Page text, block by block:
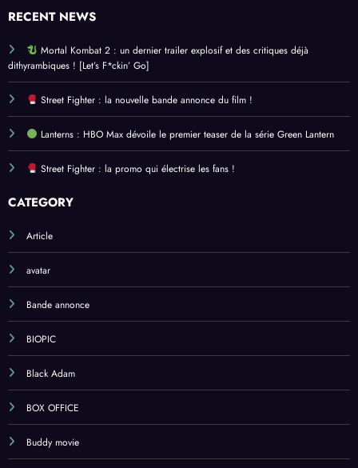
RECENT NEWS
Mortal Kombat 2 : un dernier trailer explosif et des critiques déjà
dithyrambiques ! [Let’s F*ckin’ Go]
Street Fighter : la nouvelle bande annonce du film !
Lanterns : HBO Max dévoile le premier teaser de la série Green Lantern
Street Fighter : la promo qui électrise les fans !
CATEGORY
Article
avatar
Bande annonce
BIOPIC
Black Adam
BOX OFFICE
Buddy movie